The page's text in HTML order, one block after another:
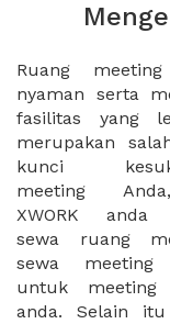
Ruang
nyaman serta
fasilitas yang
merupakan
kunci
meeting
XWORK anda
sewa ruang
sewa meeting
untuk meeting
anda. Selain
Ruang
dapat diatur
tempat duduk
kebutuhan
ketersediaan
Ribuan ruang
dapat Anda
berdasarkan
interior, lokasi
strategis,
sesuai dengan